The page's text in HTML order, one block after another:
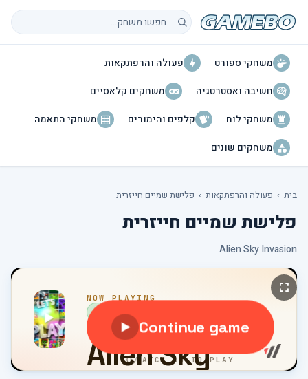
חיפוש משחקים
משחקי ספורט
פעולה והרפתקאות
חשיבה ואסטרטגיה
משחקים קלאסיים
משחקי לוח
קלפים והימורים
משחקי התאמה
משחקים שונים
בית › פעולה והרפתקאות › פלישת שמיים חייזרית
פלישת שמיים חייזרית
Alien Sky Invasion